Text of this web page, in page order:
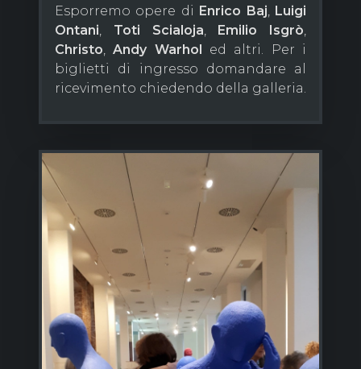
Esporremo opere di Enrico Baj Luigi
Ontani
Toti Scialoja Emilio Isgrò
Christo ,Andy Warhol ed altri. Per i
biglietti di ingresso domandare al
ricevimento chiedendo della galleria.